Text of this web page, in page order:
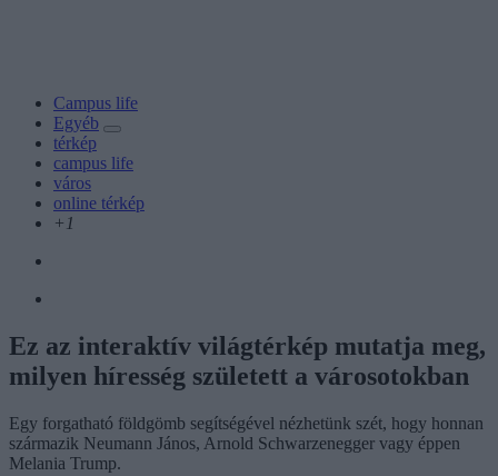
Campus life
Egyéb
térkép
campus life
város
online térkép
+1
Ez az interaktív világtérkép mutatja meg,
milyen híresség született a városotokban
Egy forgatható földgömb segítségével nézhetünk szét, hogy honnan
származik Neumann János, Arnold Schwarzenegger vagy éppen
Melania Trump.